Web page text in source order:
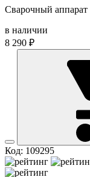
Сварочный
в наличии
8 290 ₽
Код: 109295